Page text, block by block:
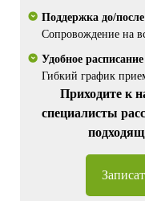
Поддержка до/
Сопровождение на
Удобное расписание
Гибкий график
Приходите к
специалисты